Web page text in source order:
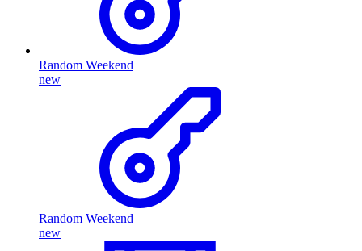
Random Weekend
new
Random Weekend
new